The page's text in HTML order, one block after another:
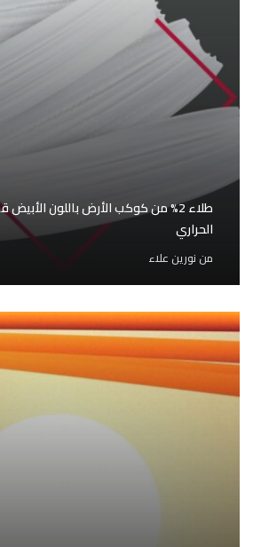
طلاء 2% من كوكب الأرض باللون
الحراري
من نورين علاء